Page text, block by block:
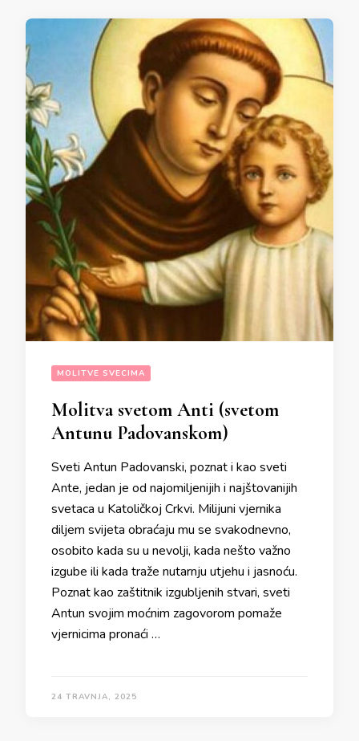
MOLITVE SVECIMA
Molitva svetom Anti (svetom
Antunu Padovanskom)
Sveti Antun Padovanski, poznat i kao sveti
Ante, jedan je od najomiljenijih i najštovanijih
svetaca u Katoličkoj Crkvi. Milijuni vjernika
diljem svijeta obraćaju mu se svakodnevno,
osobito kada su u nevolji, kada nešto važno
izgube ili kada traže nutarnju utjehu i jasnoću.
Poznat kao zaštitnik izgubljenih stvari, sveti
Antun svojim moćnim zagovorom pomaže
vjernicima pronaći …
24 TRAVNJA, 2025